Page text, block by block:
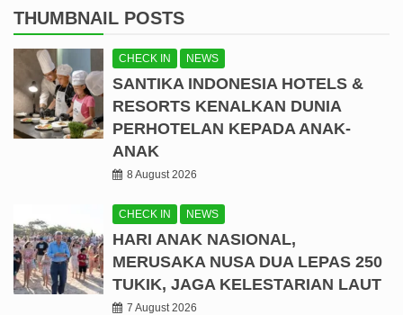
THUMBNAIL POSTS
CHECK IN NEWS
SANTIKA INDONESIA HOTELS &
RESORTS KENALKAN DUNIA
PERHOTELAN KEPADA ANAK-
ANAK
8 August 2026
CHECK IN NEWS
HARI ANAK NASIONAL,
MERUSAKA NUSA DUA LEPAS 250
TUKIK, JAGA KELESTARIAN LAUT
7 August 2026